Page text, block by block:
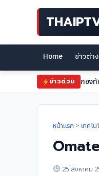
Home ข่าวต่า
ข่าวด่วน กอง
หน้าแรก > เทคโน
25 สิงหาคม